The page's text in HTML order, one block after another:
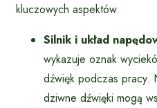
kluczowych aspektów.
Silnik i układ
wykazuje oznak
dźwięk podczas pracy.
dziwne dźwięki mogą